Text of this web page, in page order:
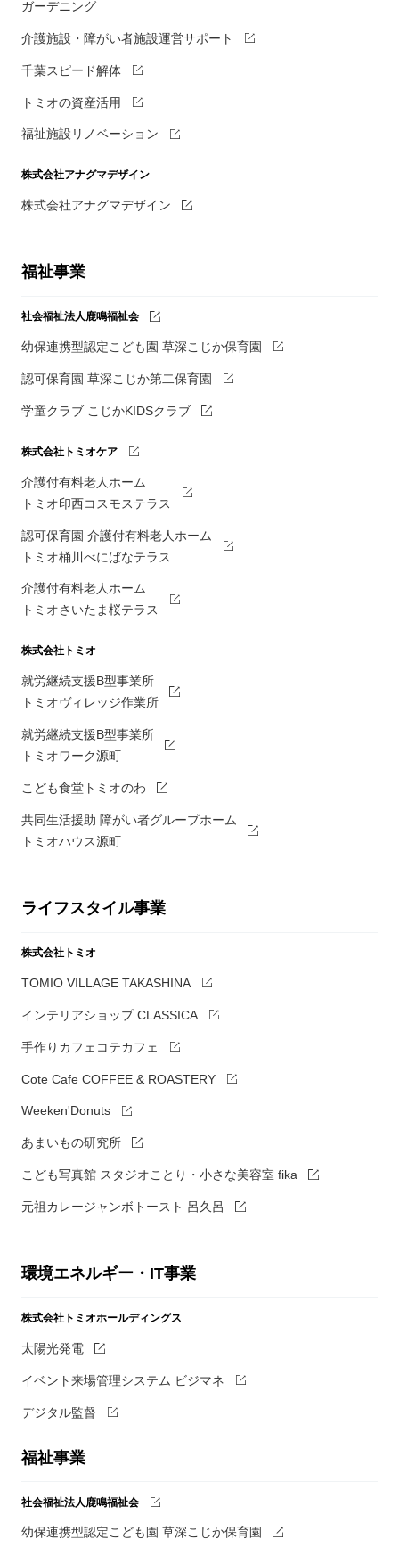
ガーデニング
介護施設・障がい者施設運営サポート
千葉スピード解体
トミオの資産活用
福祉施設リノベーション
株式会社アナグマデザイン
株式会社アナグマデザイン
福祉事業
社会福祉法人鹿鳴福祉会
幼保連携型認定こども園 草深こじか保育園
認可保育園 草深こじか第二保育園
学童クラブ こじかKIDSクラブ
株式会社トミオケア
介護付有料老人ホーム
トミオ印西コスモステラス
認可保育園 介護付有料老人ホーム
トミオ桶川べにばなテラス
介護付有料老人ホーム
トミオさいたま桜テラス
株式会社トミオ
就労継続支援B型事業所
トミオヴィレッジ作業所
就労継続支援B型事業所
トミオワーク源町
こども食堂トミオのわ
共同生活援助 障がい者グループホーム
トミオハウス源町
ライフスタイル事業
株式会社トミオ
TOMIO VILLAGE TAKASHINA
インテリアショップ CLASSICA
手作りカフェコテカフェ
Cote Cafe COFFEE & ROASTERY
Weeken'Donuts
あまいもの研究所
こども写真館 スタジオことり・小さな美容室 fika
元祖カレージャンボトースト 呂久呂
環境エネルギー・IT事業
株式会社トミオホールディングス
太陽光発電
イベント来場管理システム ビジマネ
デジタル監督
福祉事業
社会福祉法人鹿鳴福祉会
幼保連携型認定こども園 草深こじか保育園